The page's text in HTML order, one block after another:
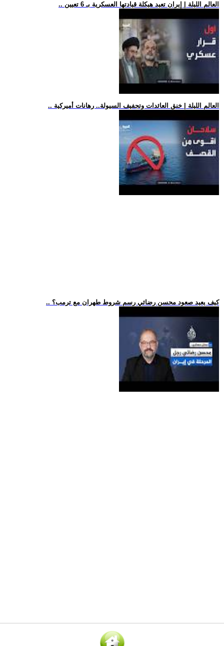
.. العالم الليلة | إيران تعيد هيكلة قيادتها العسكرية بـ 6 تعيين
.. العالم الليلة | خنق العائدات وتجفيف السيولة.. رهانات أميركية
.. كيف يعيد صعود محسن رضائي رسم شروط طهران مع ترمب؟